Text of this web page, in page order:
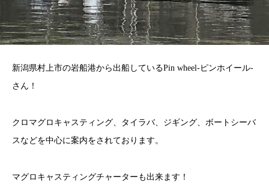
新潟県村上市の岩船港から出船しているPin wheel-ピンホイール-
さん！
クロマグロキャスティング、タイラバ、ジギング、ボートシーバ
スなどを中心に案内をされております。
マグロキャスティングチャーターも出来ます！